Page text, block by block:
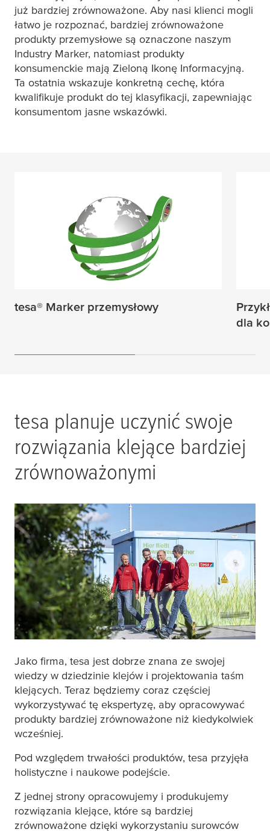
już bardziej zrównoważone. Aby nasi klienci mogli
łatwo je rozpoznać, bardziej zrównoważone
produkty przemysłowe są oznaczone naszym
Industry Marker, natomiast produkty
konsumenckie mają Zieloną Ikonę Informacyjną.
Ta ostatnia wskazuje konkretną cechę, która
kwalifikuje produkt do tej klasyfikacji, zapewniając
konsumentom jasne wskazówki.
tesa® Marker przemysłowy
dla
tesa planuje uczynić swoje
rozwiązania klejące bardziej
zrównoważonymi
Jako firma, tesa jest dobrze znana ze swojej
wiedzy w dziedzinie klejów i projektowania taśm
klejących. Teraz będziemy coraz częściej
wykorzystywać tę ekspertyzę, aby opracowywać
produkty bardziej zrównoważone niż kiedykolwiek
wcześniej.
Pod względem trwałości produktów, tesa przyjęła
holistyczne i naukowe podejście.
Z jednej strony opracowujemy i produkujemy
rozwiązania klejące, które są bardziej
zrównoważone dzięki wykorzystaniu surowców